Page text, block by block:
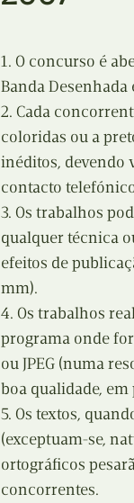
1. O concurso é
Banda Desenhada
2. Cada
coloridas ou a
inéditos, devendo
contacto
3. Os trabalhos
qualquer técnica
efeitos de
mm).
4. Os trabalhos
programa onde
ou JPEG (numa
boa qualidade,
5. Os textos,
(exceptuam-se,
ortográficos
concorrentes.